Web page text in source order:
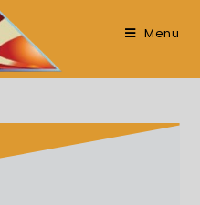
Menu